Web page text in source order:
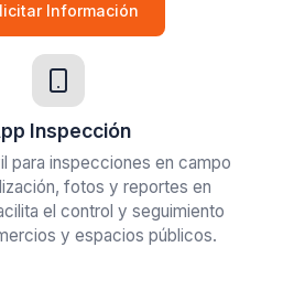
Información
Inspección
para inspecciones en campo
fotos y reportes en
el control y seguimiento
y espacios públicos.